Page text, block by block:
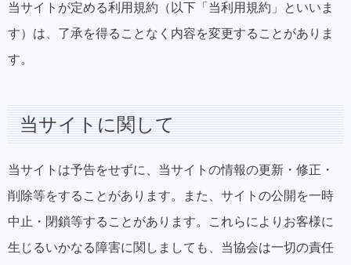
当サイトが定める利用規約（以下「当利用規約」といいま
す）は、了承を得ることなく内容を変更することがありま
す。
当サイトに関して
当サイトは予告をせずに、当サイトの情報の更新・修正・
削除等をすることがあります。また、サイトの公開を一時
中止・閉鎖等することがあります。これらによりお客様に
生じるいかなる障害に関しましても、当協会は一切の責任